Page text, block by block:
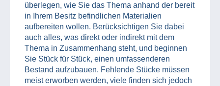
überlegen, wie Sie das Thema anhand der bereit
in Ihrem Besitz befindlichen Materialien
aufbereiten wollen. Berücksichtigen Sie dabei
auch alles, was direkt oder indirekt mit dem
Thema in Zusammenhang steht, und beginnen
Sie Stück für Stück, einen umfassenderen
Bestand aufzubauen. Fehlende Stücke müssen
meist erworben werden, viele finden sich jedoch